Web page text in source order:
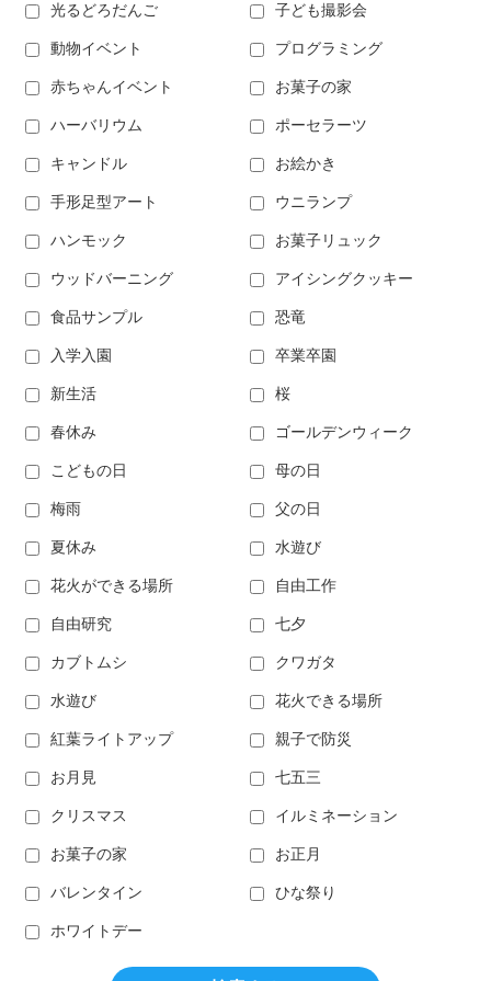
光るどろだんご 子ども撮影会
動物イベント プログラミング
赤ちゃんイベント お菓子の家
ハーバリウム ポーセラーツ
キャンドル お絵かき
手形足型アート ウニランプ
ハンモック お菓子リュック
ウッドバーニング アイシングクッキー
食品サンプル 恐竜
入学入園 卒業卒園
新生活 桜
春休み ゴールデンウィーク
こどもの日 母の日
梅雨 父の日
夏休み 水遊び
花火ができる場所 自由工作
自由研究 七夕
カブトムシ クワガタ
水遊び 花火できる場所
紅葉ライトアップ 親子で防災
お月見 七五三
クリスマス イルミネーション
お菓子の家 お正月
バレンタイン ひな祭り
ホワイトデー